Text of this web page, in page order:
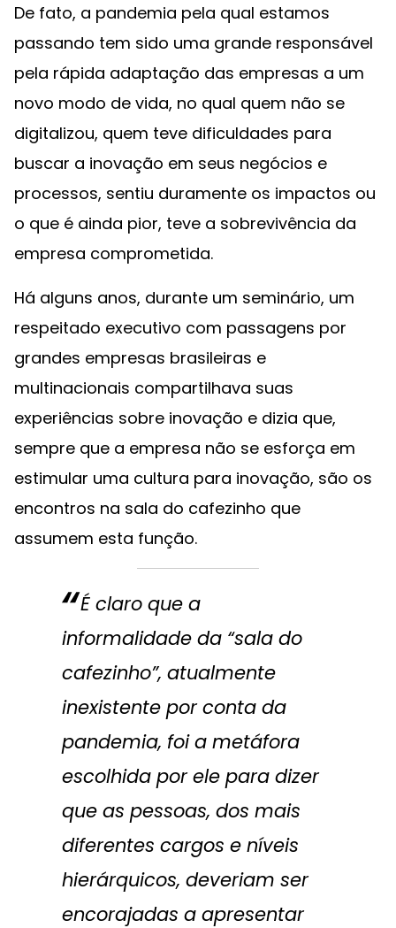
De fato, a pandemia pela qual estamos
passando tem sido uma grande responsável
pela rápida adaptação das empresas a um
novo modo de vida, no qual quem não se
digitalizou, quem teve dificuldades para
buscar a inovação em seus negócios e
processos, sentiu duramente os impactos ou
o que é ainda pior, teve a sobrevivência da
empresa comprometida.
Há alguns anos, durante um seminário, um
respeitado executivo com passagens por
grandes empresas brasileiras e
multinacionais compartilhava suas
experiências sobre inovação e dizia que,
sempre que a empresa não se esforça em
estimular uma cultura para inovação, são os
encontros na sala do cafezinho que
assumem esta função.
É claro que a
informalidade da “sala do
cafezinho”, atualmente
inexistente por conta da
pandemia, foi a metáfora
escolhida por ele para dizer
que as pessoas, dos mais
diferentes cargos e níveis
hierárquicos, deveriam ser
encorajadas a apresentar